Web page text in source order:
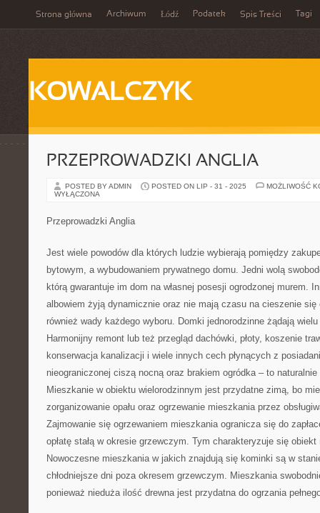
Strona główna Archiwum Łódź Podatek Spis Treści Tagi
KOWALCZYK
PRZEPROWADZKI ANGLIA
POSTED BY ADMIN POSTED ON LIP - 31 - 2025
MOŻLIWOŚĆ
WYŁĄCZONA
Przeprowadzki Anglia
Jest wiele powodów dla których ludzie wybierają pomiędzy
bytowym, a wybudowaniem prywatnego domu. Jedni wolą
którą gwarantuje im dom na własnej posesji ogrodzonej murem.
albowiem żyją dynamicznie oraz nie mają czasu na cieszenie się
również wady każdego wyboru. Domki jednorodzinne żądają
Harmonijny remont lub też przegląd dachówki, płoty, koszenie
konserwacja kanalizacji i wiele innych cech płynących z
nieograniczonej ciszą nocną oraz brakiem ogródka – to
Mieszkanie w obiektu wielorodzinnym jest przydatne zimą, bo
zorganizowanie opału oraz ogrzewanie mieszkania przez
Zajmowanie się ogrzewaniem mieszkania ogranicza się do
opłatę stałą w okresie grzewczym. Tym charakteryzuje się
Nowoczesne mieszkania w jakich znajdują się kominki są w
chłodniejsze dni poza okresem grzewczym. Mieszkania
ponieważ nieduża ilość drewna jest przydatna do ogrzania